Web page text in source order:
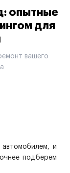
опытные
для
вашего
и
подберем